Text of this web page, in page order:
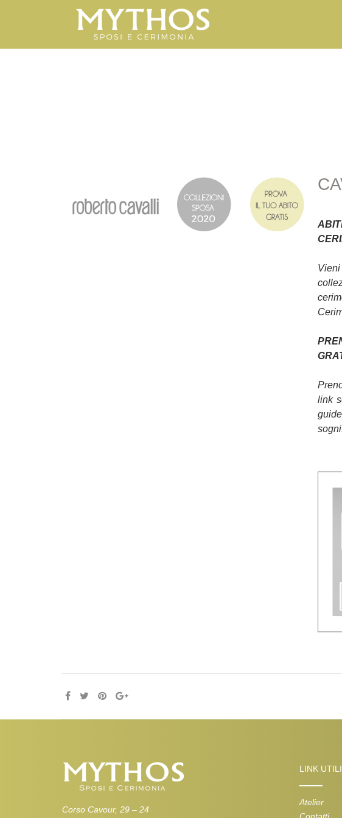
link
Corso Cavour, 29 – 24
LINK UTILI
Atelier